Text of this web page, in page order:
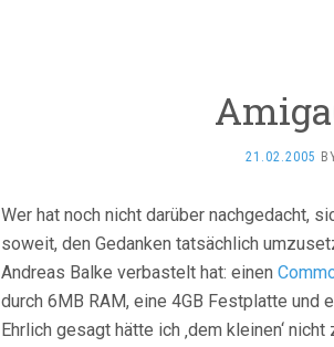
21.02.2005
Wer hat noch nicht darüber nachgedacht,
soweit, den Gedanken tatsächlich
Andreas Balke verbastelt hat: einen
durch 6MB RAM, eine 4GB Festplatte und
Ehrlich gesagt hätte ich ‚dem kleinen‘